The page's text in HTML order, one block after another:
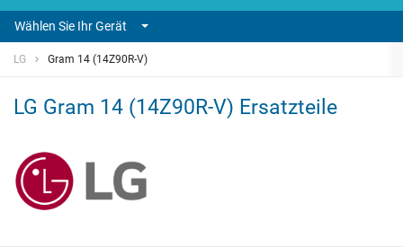
Wählen Sie Ihr Gerät
LG Gram 14 (14Z90R-V)
LG Gram 14 (14Z90R-V) Ersatzteile